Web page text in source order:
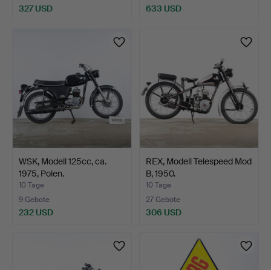
327 USD 633 USD
WSK, Modell 125cc, ca.
1975, Polen.
10 Tage
9 Gebote
232 USD
REX, Modell Telespeed Mod
B, 1950.
10 Tage
27 Gebote
306 USD